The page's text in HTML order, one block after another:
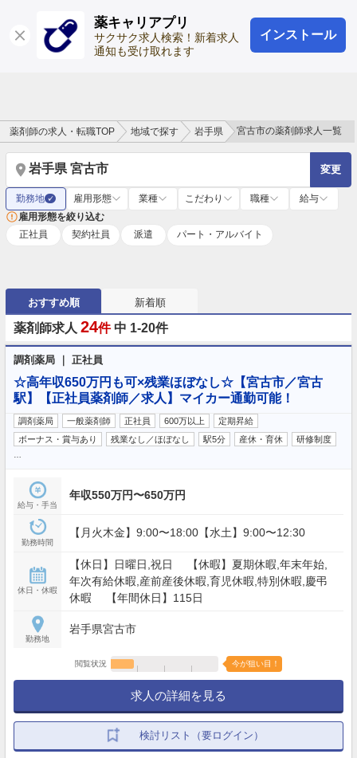
薬キャリアプリ
サクサク求人検索！新着求人
通知も受け取れます
インストール
ログイン 会員登録
薬剤師の求人・転職TOP 地域で探す 岩手県 宮古市の薬剤師求人一覧
岩手県 宮古市 変更
勤務地 ✓ 雇用形態 業種 こだわり 職種
給与
雇用形態を絞り込む
正社員
契約社員 派遣 パート・アルバイト
おすすめ順 新着順
薬剤師求人 24件 中 1-20件
調剤薬局 ｜ 正社員
☆高年収650万円も可×残業ほぼなし☆【宮古市／宮古
駅】【正社員薬剤師／求人】マイカー通勤可能！
調剤薬局 一般薬剤師 正社員 600万以上
定期昇給
ボーナス・賞与あり
残業なし／ほぼなし 駅5分 産休・育休 研修制度
給与・手当
年収550万円〜650万円
勤務時間
【月火木金】9:00〜18:00【水土】9:00〜12:30
休日・休暇
【休日】日曜日,祝日 【休暇】夏期休暇,年末年始,
年次有給休暇,産前産後休暇,育児休暇,特別休暇,慶弔
休暇 【年間休日】115日
勤務地
岩手県宮古市
閲覧状況 今が狙い目！
求人の詳細を見る
検討リスト（要ログイン）